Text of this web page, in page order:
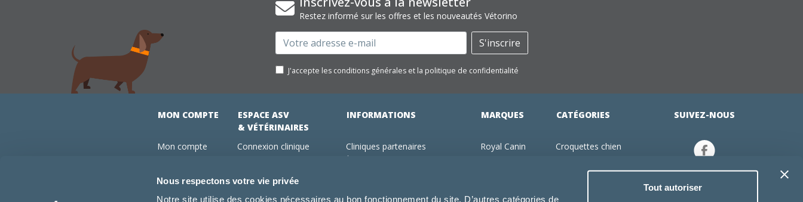
Nous respectons votre vie privée
Notre site utilise des cookies nécessaires au bon fonctionnement du site. D’autres catégories de
Tout autoriser
Restez informé sur les offres et les nouveautés Vétorino
Email S'inscrire
J'accepte les conditions générales et la politique de confidentialité
MON COMPTE
Mon compte
ESPACE ASV
& VÉTÉRINAIRES
Connexion clinique
Devenir adhérent Vétorino
INFORMATIONS
Cliniques partenaires
MARQUES
Royal Canin
CATÉGORIES
Croquettes chien
Jouets chien
SUIVEZ-NOUS